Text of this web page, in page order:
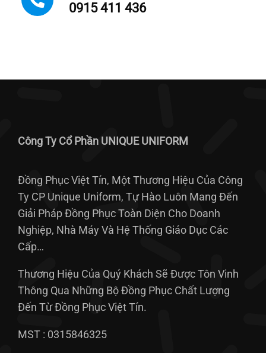
0915 411 436
Công Ty Cổ Phần UNIQUE UNIFORM
Đồng Phục Việt Tín, Một Thương Hiệu Của Công
Ty CP Unique Uniform, Tự Hào Luôn Mang Đến
Giải Pháp Đồng Phục Toàn Diện Cho Doanh
Nghiệp, Nhà Máy Và Hệ Thống Giáo Dục Các
Cấp…
Thương Hiệu Của Quý Khách Sẽ Được Tôn Vinh
Thông Qua Những Bộ Đồng Phục Chất Lượng
Đến Từ Đồng Phục Việt Tín.
MST : 0315846325